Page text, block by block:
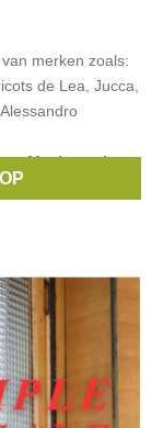
merken zoals:
de Lea, Jucca,
,Mackage,Les